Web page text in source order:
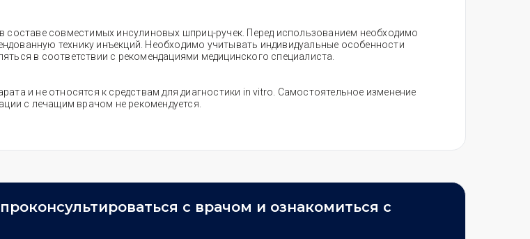
составе совместимых инсулиновых шприц-ручек. Перед использованием необходимо
технику инъекций. Необходимо учитывать индивидуальные особенности
в соответствии с рекомендациями медицинского специалиста.
и не относятся к средствам для диагностики in vitro. Самостоятельное изменение
с лечащим врачом не рекомендуется.
с врачом и ознакомиться с